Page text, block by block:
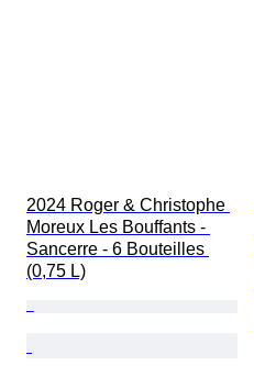
2024 Roger & Christophe
Moreux Les Bouffants -
Sancerre - 6 Bouteilles
(0,75 L)